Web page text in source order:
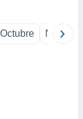
Octubre